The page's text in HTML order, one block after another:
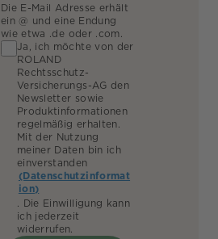
Die E-Mail Adresse erhält
ein @ und eine Endung
wie etwa .de oder .com.
Ja, ich möchte von der
ROLAND
Rechtsschutz-
Versicherungs-AG den
Newsletter sowie
Produktinformationen
regelmäßig erhalten.
Mit der Nutzung
meiner Daten bin ich
einverstanden
(Datenschutzinformat
ion)
. Die Einwilligung kann
ich jederzeit
widerrufen.